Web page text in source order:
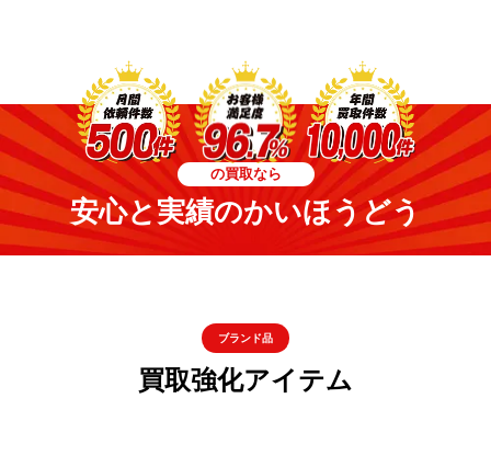
の買取なら
安心と実績のかいほうどう
ブランド品
買取強化アイテム